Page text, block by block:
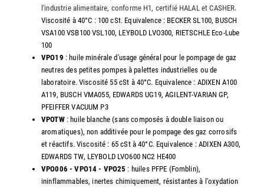
l'industrie alimentaire, conforme H1, certifié HALAL et CASHER.
Viscosité à 40°C : 100 cSt. Equivalence : BECKER SL100, BUSCH
VSA100 VSB100 VSL100, LEYBOLD LVO300, RIETSCHLE Eco-Lube
100
VPO19 : huile minérale d'usage général pour le pompage de gaz
neutres des petites pompes à palettes industrielles ou de
laboratoire. Viscosité 55 cSt à 40°C. Equivalence : ADIXEN A100
A119, BUSCH VMA055, EDWARDS UG19, AGILENT-VARIAN GP,
PFEIFFER VACUUM P3
VPOTW: huile blanche (sans composés à double liaison ou
aromatiques), non additivée pour le pompage des gaz corrosifs
et réactifs. Viscosité : 65 cSt à 40°C. Equivalence : ADIXEN A300,
EDWARDS TW, LEYBOLD LVO600 NC2 HE400
VPO006 - VPO14 - VPO25 : huiles PFPE (Fomblin),
ininflammables, inertes chimiquement, résistantes à l'oxydation